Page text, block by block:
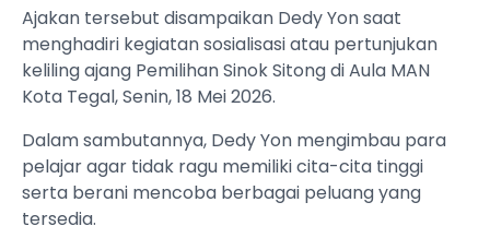
Ajakan tersebut disampaikan Dedy Yon saat
menghadiri kegiatan sosialisasi atau pertunjukan
keliling ajang Pemilihan Sinok Sitong di Aula MAN
Kota Tegal, Senin, 18 Mei 2026.
Dalam sambutannya, Dedy Yon mengimbau para
pelajar agar tidak ragu memiliki cita-cita tinggi
serta berani mencoba berbagai peluang yang
tersedia.